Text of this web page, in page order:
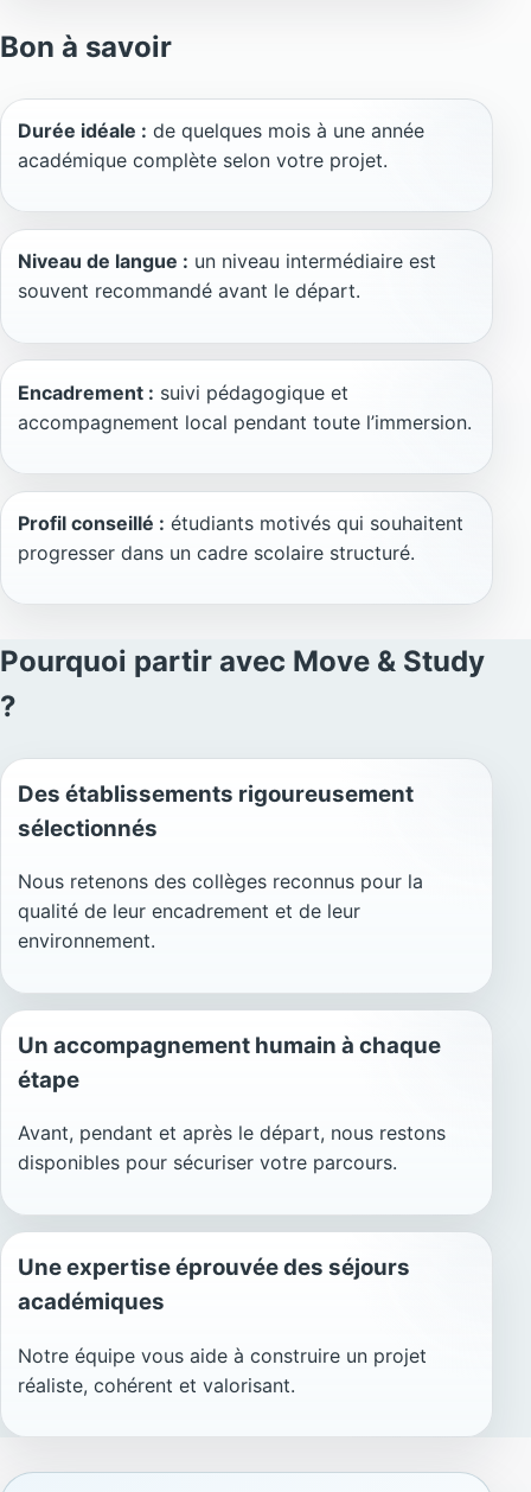
Bon à savoir
Durée idéale : de quelques mois à une année
académique complète selon votre projet.
Niveau de langue : un niveau intermédiaire est
souvent recommandé avant le départ.
Encadrement : suivi pédagogique et
accompagnement local pendant toute l’immersion.
Profil conseillé : étudiants motivés qui souhaitent
progresser dans un cadre scolaire structuré.
Pourquoi partir avec Move & Study
?
Des établissements rigoureusement
sélectionnés
Nous retenons des collèges reconnus pour la
qualité de leur encadrement et de leur
environnement.
Un accompagnement humain à chaque
étape
Avant, pendant et après le départ, nous restons
disponibles pour sécuriser votre parcours.
Une expertise éprouvée des séjours
académiques
Notre équipe vous aide à construire un projet
réaliste, cohérent et valorisant.